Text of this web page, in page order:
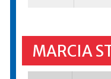
MARCIA